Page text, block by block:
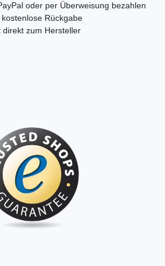
oder per Überweisung bezahlen
Rückgabe
zum Hersteller